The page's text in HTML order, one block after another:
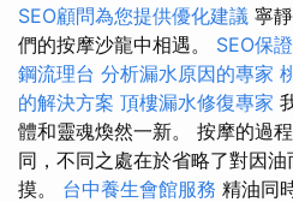
SEO顧問為您提供優化建議 寧
們的按摩沙龍中相遇。 SEO保
鋼流理台 分析漏水原因的專家
的解決方案 頂樓漏水修復專家
體和靈魂煥然一新。 按摩的過
同，不同之處在於省略了對因
摸。 台中養生會館服務 精油同